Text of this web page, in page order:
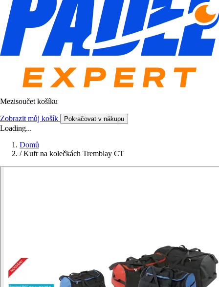
Mezisoučet košíku
Zobrazit můj košík Pokračovat v nákupu
Loading...
Domů
/ Kufr na kolečkách Tremblay CT